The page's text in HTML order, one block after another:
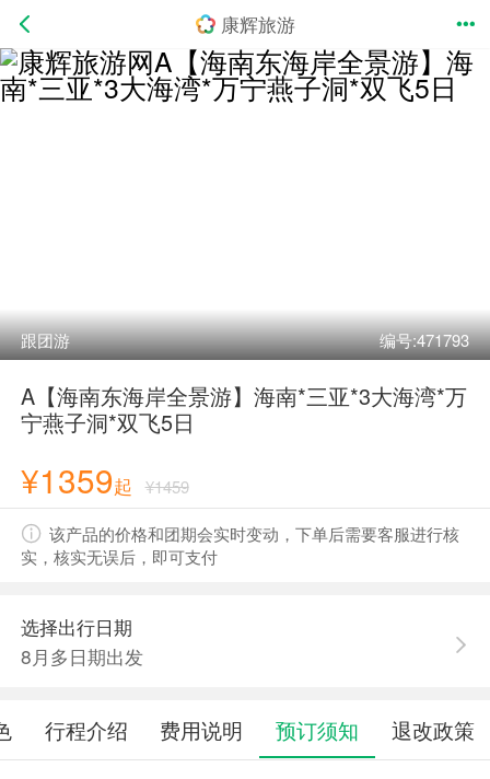
康辉旅游
跟团游 编号:471793
A【海南东海岸全景游】海南*三亚*3大海湾*万
宁燕子洞*双飞5日
¥1359起 ¥1459
该产品的价格和团期会实时变动，下单后需要客服进行核
实，核实无误后，即可支付
选择出行日期
8月多日期出发
行程介绍 费用说明 预订须知 退改政策